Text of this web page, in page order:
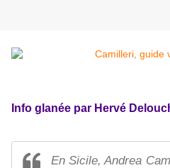
Info glanée par Hervé
En Sicile, Andrea